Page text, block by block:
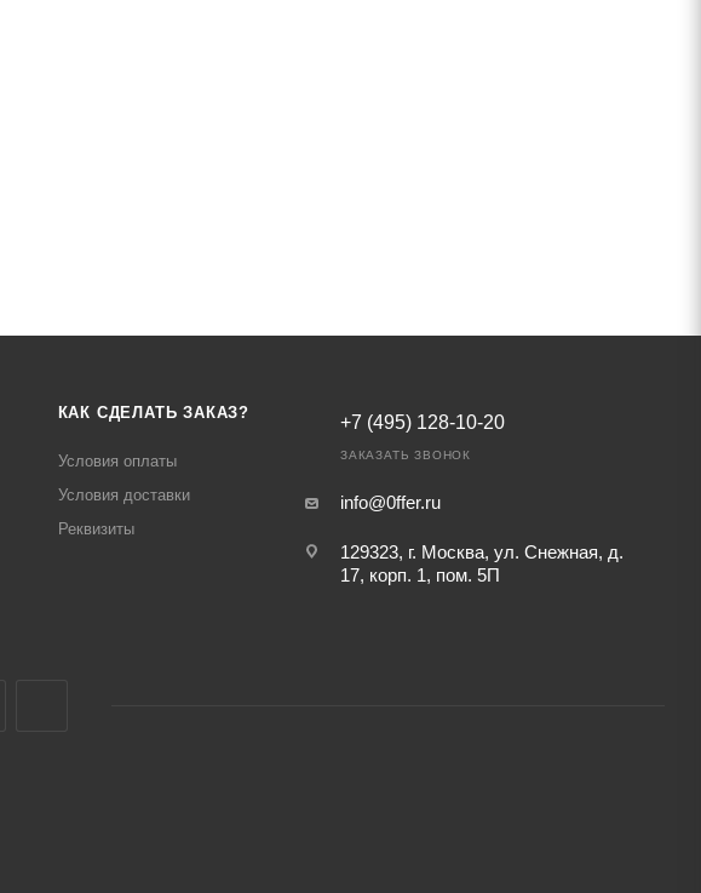
КАК СДЕЛАТЬ ЗАКАЗ?
Условия оплаты
Условия доставки
Реквизиты
+7 (495) 128-10-20
ЗАКАЗАТЬ ЗВОНОК
info@0ffer.ru
129323, г. Москва, ул. Снежная, д.
17, корп. 1, пом. 5П